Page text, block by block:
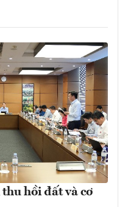
hồi đất và cơ